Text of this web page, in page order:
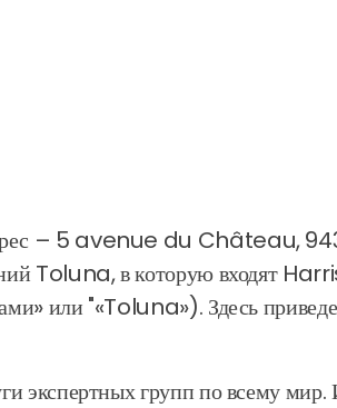
– 5 avenue du Château,
Toluna, в которую
или "«Toluna»). Здесь
экспертных групп по всему